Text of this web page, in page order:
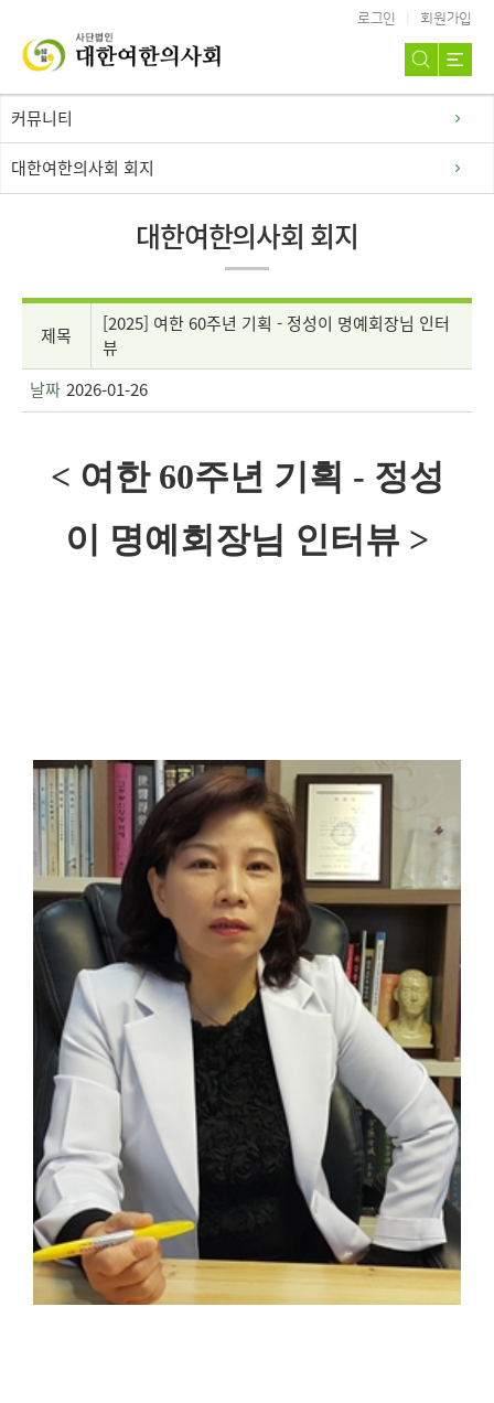
로그인 회원가입
커뮤니티
대한여한의사회 회지
대한여한의사회 회지
제목
[2025] 여한 60주년 기획 - 정성이 명예회장님 인터
뷰
날짜 2026-01-26
< 여한 60주년 기획 - 정성
이 명예회장님 인터뷰 >